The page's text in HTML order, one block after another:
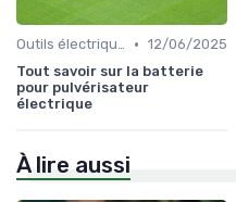
Outils électriques • 12/06/2025
Tout savoir sur la batterie
pour pulvérisateur
électrique
À lire aussi